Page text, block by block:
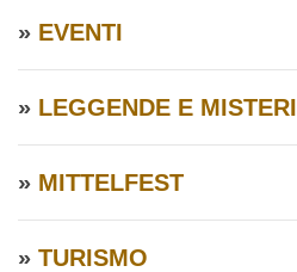
» EVENTI
» LEGGENDE E MISTERI
» MITTELFEST
» TURISMO